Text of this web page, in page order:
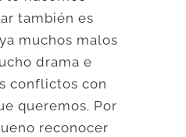
también es
muchos malos
drama e
conflictos con
queremos. Por
reconocer